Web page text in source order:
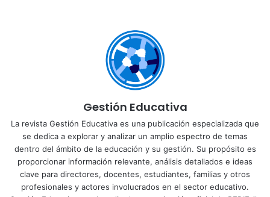
Gestión Educativa
La revista Gestión Educativa es una publicación especializada que
se dedica a explorar y analizar un amplio espectro de temas
dentro del ámbito de la educación y su gestión. Su propósito es
proporcionar información relevante, análisis detallados e ideas
clave para directores, docentes, estudiantes, familias y otros
profesionales y actores involucrados en el sector educativo.